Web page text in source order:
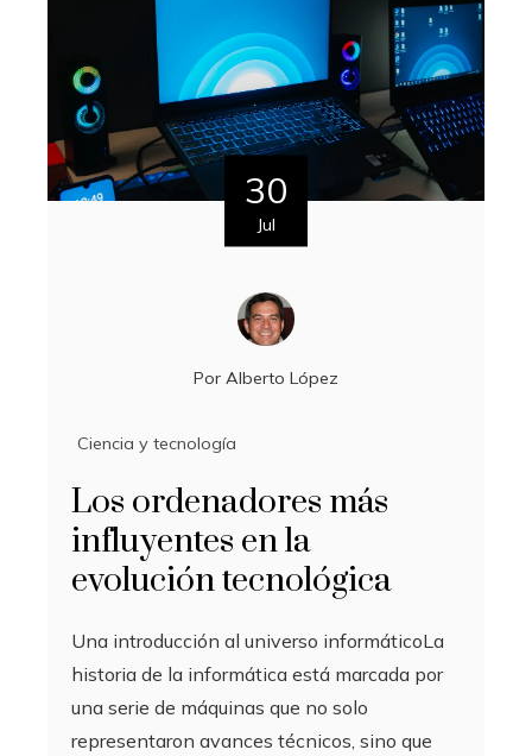
30
Jul
Por Alberto López
Ciencia y tecnología
Los ordenadores más
influyentes en la
evolución tecnológica
Una introducción al universo informáticoLa
historia de la informática está marcada por
una serie de máquinas que no solo
representaron avances técnicos, sino que